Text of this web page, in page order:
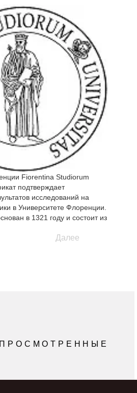
было рассчитано с учетом
четырех линий
всего их жизненного
приобретение сырья,
продажа,
пружинные матрасы,
пружинами, матрасы
что каждый материал
требованиям технических
в соответствии с
(EN), международными
(UNI, DIN, BS, NF, ASTM,
Fiorentina Studiorum
подтверждает
исследований на
в Университете Флоренции.
в 1321 году и состоит из
Далее